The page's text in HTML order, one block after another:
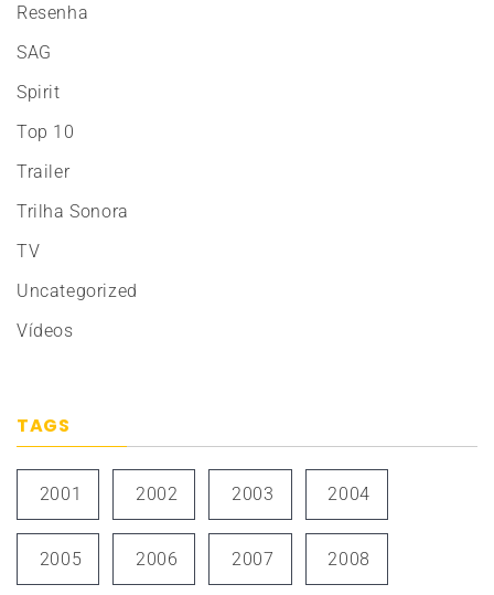
Resenha
SAG
Spirit
Top 10
Trailer
Trilha Sonora
TV
Uncategorized
Vídeos
TAGS
2001 2002 2003 2004
2005 2006 2007 2008